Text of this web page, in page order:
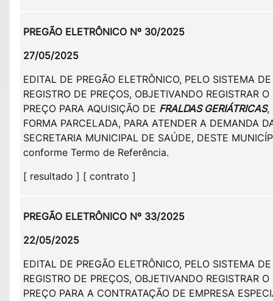
PREGÃO ELETRÔNICO Nº 30/2025
27/05/2025
EDITAL DE PREGÃO ELETRÔNICO, PELO SISTEMA DE
REGISTRO DE PREÇOS, OBJETIVANDO REGISTRAR
PREÇO PARA AQUISIÇÃO DE FRALDAS GERIÁTRICAS,
FORMA PARCELADA, PARA ATENDER A DEMANDA
SECRETARIA MUNICIPAL DE SAÚDE, DESTE
conforme Termo de Referência.
[ resultado ] [ contrato ]
PREGÃO ELETRÔNICO Nº 33/2025
22/05/2025
EDITAL DE PREGÃO ELETRÔNICO, PELO SISTEMA DE
REGISTRO DE PREÇOS, OBJETIVANDO REGISTRAR O
PREÇO PARA A CONTRATAÇÃO DE EMPRESA